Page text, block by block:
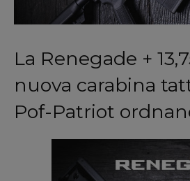
La Renegade +
nuova carabina
Pof-Patriot